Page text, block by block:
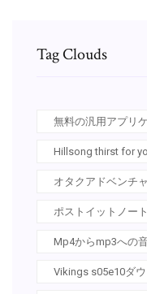
Tag Clouds
無料の汎用アプリ
Hillsong thirst for
オタクアドベンチ
ポストイットノー
Mp4からmp3への
Vikings s05e10ダ